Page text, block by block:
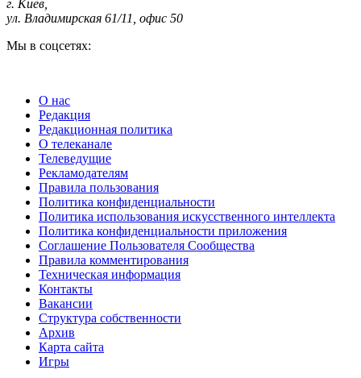
г. Киев
ул. Владимирская 61/11, офис 50
Мы в соцсетях:
О нас
Редакция
Редакционная политика
О телеканале
Телеведущие
Рекламодателям
Правила пользования
Политика конфиденциальности
Политика использования искусственного интеллекта
Политика конфиденциальности приложения
Соглашение Пользователя Сообщества
Правила комментирования
Техническая информация
Контакты
Вакансии
Структура собственности
Архив
Карта сайта
Игры